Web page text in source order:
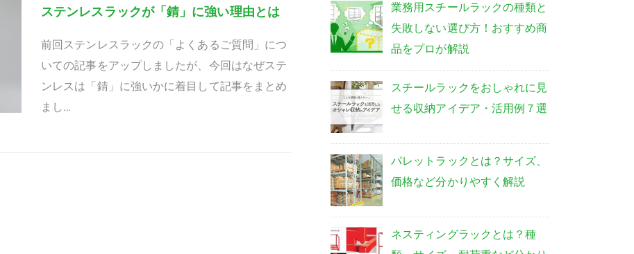
ステンレスラックが「錆」に強い理由とは
前回ステンレスラックの「よくあるご質問」につ
いての記事をアップしましたが、今回はなぜステ
ンレスは「錆」に強いかに着目して記事をまとめ
まし…
業務用スチールラックの種類と
失敗しない選び方！おすすめ商
品をプロが解説
スチールラックをおしゃれに見
せる収納アイデア・活用例７選
パレットラックとは？サイズ、
価格など分かりやすく解説
ネスティングラックとは？種